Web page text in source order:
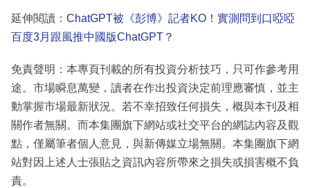
延伸閱讀： ChatGPT被《彭博》記者KO！實測問到口啞啞
百度3月跟風推中國版ChatGPT？
免責聲明：本專頁刊載的所有投資分析技巧，只可作參考用
途。市場瞬息萬變，讀者在作出投資決定前理應審慎，並主
動掌握市場最新狀況。若不幸招致任何損失，概與本刊及相
關作者無關。而本集團旗下網站或社交平台的網誌內容及觀
點，僅屬筆者個人意見，與新傳媒立場無關。本集團旗下網
站對因上述人士張貼之資訊內容所帶來之損失或損害概不負
責。